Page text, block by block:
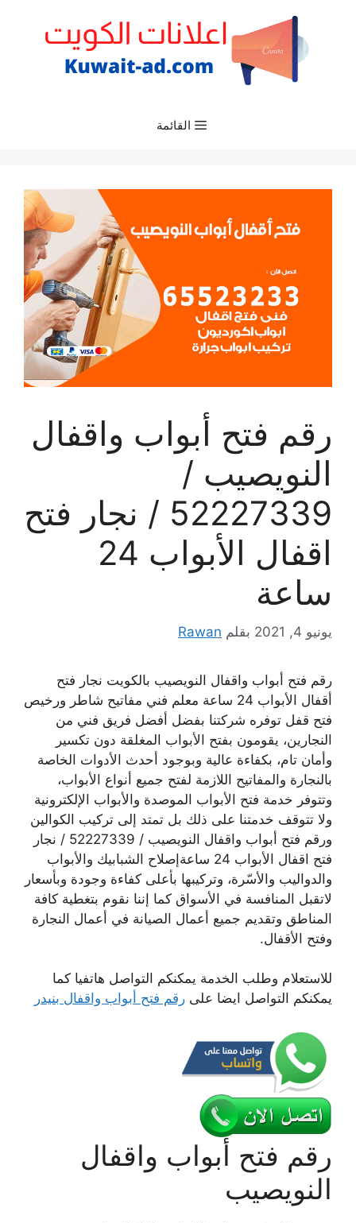
القائمة
رقم فتح أبواب واقفال
النويصيب /
52227339 / نجار فتح
اقفال الأبواب 24
ساعة
يونيو 4, 2021 بقلم Rawan
رقم فتح أبواب واقفال النويصيب بالكويت نجار فتح
أقفال الأبواب 24 ساعة معلم فني مفاتيح شاطر ورخيص
فتح قفل توفره شركتنا بفضل أفضل فريق فني من
النجارين، يقومون بفتح الأبواب المغلقة دون تكسير
وأمان تام، بكفاءة عالية وبوجود أحدث الأدوات الخاصة
بالنجارة والمفاتيح اللازمة لفتح جميع أنواع الأبواب،
وتتوفر خدمة فتح الأبواب الموصدة والأبواب الإلكترونية
ولا تتوقف خدمتنا على ذلك بل تمتد إلى تركيب الكوالين
ورقم فتح أبواب واقفال النويصيب / 52227339 / نجار
فتح اقفال الأبواب 24 ساعةإصلاح الشبابيك والأبواب
والدواليب والأسّرة، وتركيبها بأعلى كفاءة وجودة وبأسعار
لاتقبل المنافسة في الأسواق كما إننا نقوم بتغطية كافة
المناطق وتقديم جميع أعمال الصيانة في أعمال النجارة
وفتح الأقفال.
للاستعلام وطلب الخدمة يمكنكم التواصل هاتفيا كما
يمكنكم التواصل ايضا على رقم فتح أبواب واقفال بنيدر
رقم فتح أبواب واقفال
النويصيب